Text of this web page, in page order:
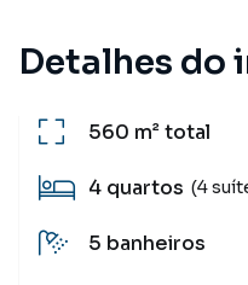
Detalhes do
560 m²total
4 quartos (4
5 banheiros